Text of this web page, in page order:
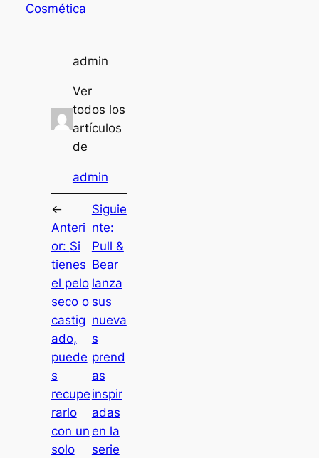
Cosmética
admin
Ver
todos los
artículos
de
admin
←
Anteri
or: Si
tienes
el pelo
seco o
castig
ado,
puede
s
recupe
rarlo
con un
solo
Siguie
nte:
Pull &
Bear
lanza
sus
nueva
s
prend
as
inspir
adas
en la
serie